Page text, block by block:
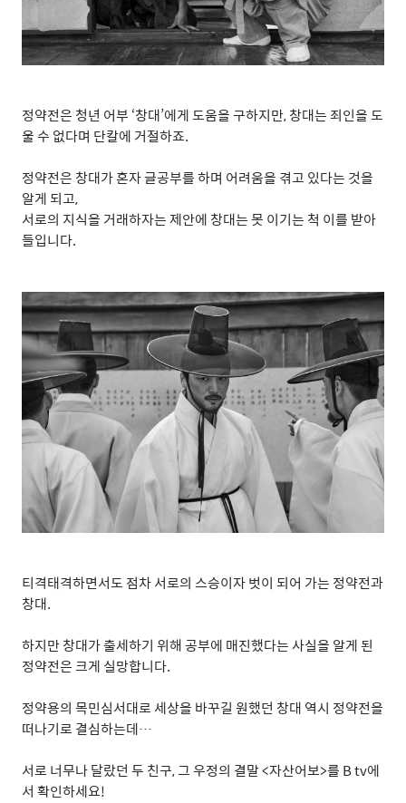
정약전은 청년 어부 ‘창대’에게 도움을 구하지만,창대는 죄인을 도
울 수 없다며 단칼에 거절하죠.
정약전은 창대가 혼자 글공부를 하며 어려움을 겪고 있다는 것을
알게 되고,
서로의 지식을 거래하자는 제안에 창대는 못 이기는 척 이를 받아
들입니다.
티격태격하면서도 점차 서로의 스승이자 벗이 되어 가는 정약전과
창대.
하지만 창대가 출세하기 위해 공부에 매진했다는 사실을 알게 된
정약전은 크게 실망합니다.
정약용의 목민심서대로 세상을 바꾸길 원했던 창대 역시 정약전을
떠나기로 결심하는데…
서로 너무나 달랐던 두 친구,그 우정의 결말<자산어보>를 B tv에
서 확인하세요!